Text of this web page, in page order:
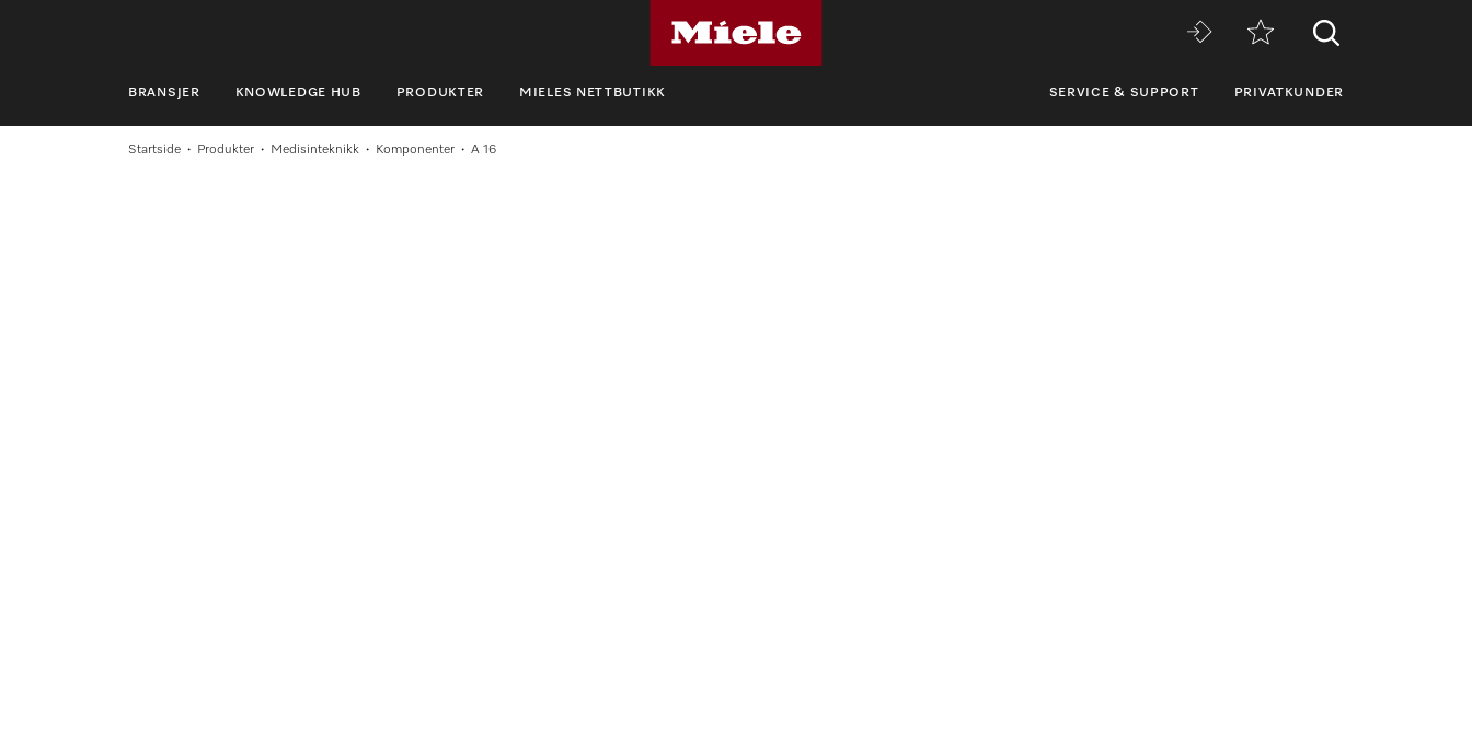
BRANSJER KNOWLEDGE HUB PRODUKTER MIELES NETTBUTIKK SERVICE & SUPPORT PRIVATKUNDER
BRANSJER
Startside Produkter Medisinteknikk Komponenter A 16